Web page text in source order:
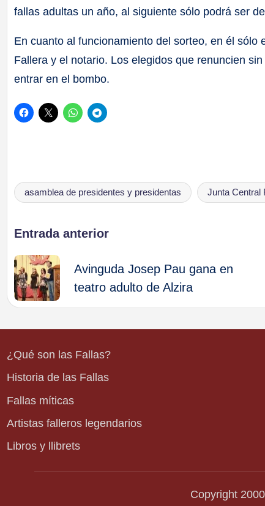
fallas adultas un año, al siguiente sólo podrá ser
En cuanto al funcionamiento del sorteo, en él
Fallera y el notario. Los elegidos que renuncien
entrar en el bombo.
Etiquetas:
asamblea de presidentes y presidentas Junta Central
Navegación
de
entradas
Entrada anterior
Avinguda Josep Pau gana en
teatro adulto de Alzira
¿Qué son las Fallas?
Historia de las Fallas
Fallas míticas
Artistas falleros legendarios
Libros y llibrets
Copyright